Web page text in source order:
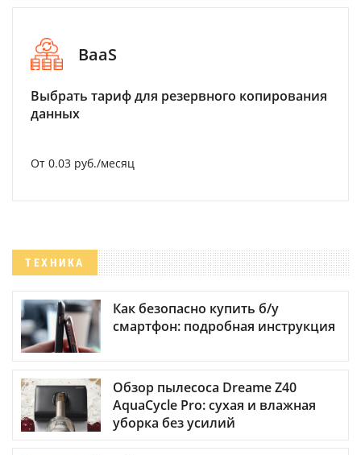
BaaS
Выбрать тариф для резервного копирования
данных
От 0.03 руб./месяц
ТЕХНИКА
Как безопасно купить б/у
смартфон: подробная инструкция
Обзор пылесоса Dreame Z40
AquaCycle Pro: сухая и влажная
уборка без усилий